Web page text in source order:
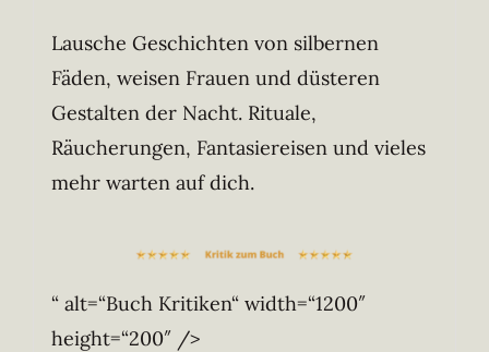
Lausche Geschichten von silbernen
Fäden, weisen Frauen und düsteren
Gestalten der Nacht. Rituale,
Räucherungen, Fantasiereisen und vieles
mehr warten auf dich.
“ alt=“Buch Kritiken“ width=“1200″
height=“200″ />